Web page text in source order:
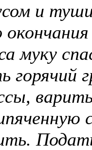
и
муку
горячий